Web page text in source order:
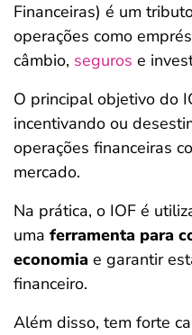
Financeiras) é um
operações como
câmbio, seguros e
O principal objetivo do
incentivando ou
operações financeiras
mercado.
Na prática, o IOF é
uma ferramenta para
economia e garantir
financeiro.
Além disso, tem forte